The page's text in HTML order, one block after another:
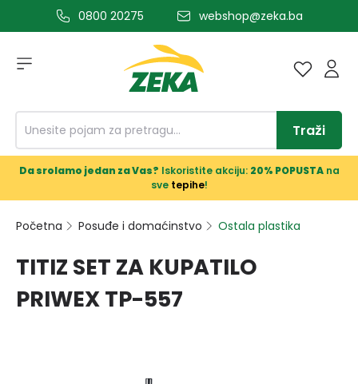
glavni sadržaj0800 20275 webshop@zeka.ba
Traži
Da srolamo jedan za Vas? Iskoristite akciju: 20% POPUSTAna
sve tepihe!
Početna Posuđe i domaćinstvo Ostala plastika
TITIZ SET ZA KUPATILO
PRIWEX TP-557